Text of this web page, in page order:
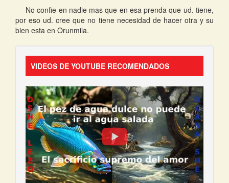
No confie en nadie mas que en esa prenda que ud. tiene,
por eso ud. cree que no tiene necesidad de hacer otra y su
bien esta en Orunmila.
VIDEOS DE YOUTUBE RECOMENDADOS